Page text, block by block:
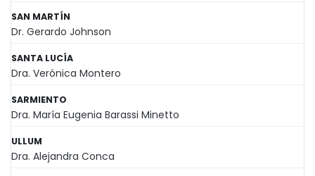
SAN MARTÍN
Dr. Gerardo Johnson
SANTA LUCÍA
Dra. Verónica Montero
SARMIENTO
Dra. María Eugenia Barassi Minetto
ULLUM
Dra. Alejandra Conca